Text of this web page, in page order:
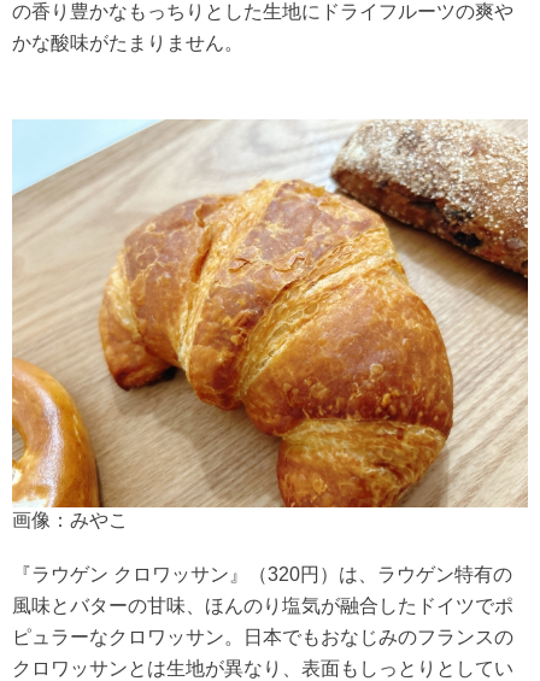
の香り豊かなもっちりとした生地にドライフルーツの爽や
かな酸味がたまりません。
画像：みやこ
『ラウゲン クロワッサン』（320円）は、ラウゲン特有の
風味とバターの甘味、ほんのり塩気が融合したドイツでポ
ピュラーなクロワッサン。日本でもおなじみのフランスの
クロワッサンとは生地が異なり、表面もしっとりとしてい